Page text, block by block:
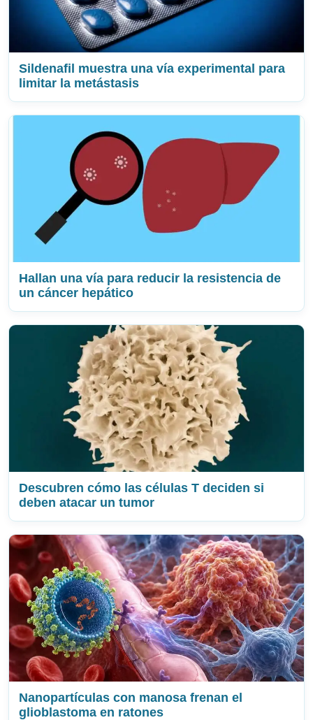
Sildenafil muestra una vía experimental para
limitar la metástasis
Hallan una vía para reducir la resistencia de
un cáncer hepático
Descubren cómo las células T deciden si
deben atacar un tumor
Nanopartículas con manosa frenan el
glioblastoma en ratones